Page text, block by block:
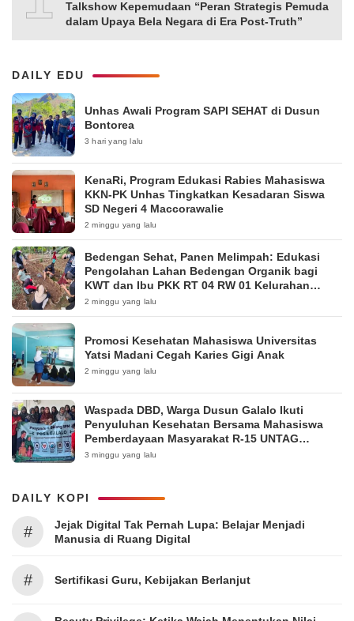
Talkshow Kepemudaan “Peran Strategis Pemuda
dalam Upaya Bela Negara di Era Post-Truth”
DAILY EDU
Unhas Awali Program SAPI SEHAT di Dusun
Bontorea
3 hari yang lalu
KenaRi, Program Edukasi Rabies Mahasiswa
KKN-PK Unhas Tingkatkan Kesadaran Siswa
SD Negeri 4 Maccorawalie
2 minggu yang lalu
Bedengan Sehat, Panen Melimpah: Edukasi
Pengolahan Lahan Bedengan Organik bagi
KWT dan Ibu PKK RT 04 RW 01 Kelurahan
Pakintelan
2 minggu yang lalu
Promosi Kesehatan Mahasiswa Universitas
Yatsi Madani Cegah Karies Gigi Anak
2 minggu yang lalu
Waspada DBD, Warga Dusun Galalo Ikuti
Penyuluhan Kesehatan Bersama Mahasiswa
Pemberdayaan Masyarakat R-15 UNTAG
Surabaya 2026
3 minggu yang lalu
DAILY KOPI
#
Jejak Digital Tak Pernah Lupa: Belajar Menjadi
Manusia di Ruang Digital
# Sertifikasi Guru, Kebijakan Berlanjut